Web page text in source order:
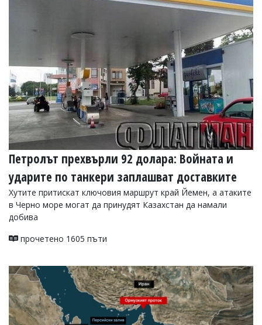
Петролът прехвърли 92 долара: Войната и
ударите по танкери заплашват доставките
Хутите притискат ключовия маршрут край Йемен, а атаките
в Черно море могат да принудят Казахстан да намали
добива
прочетено 1605 пъти